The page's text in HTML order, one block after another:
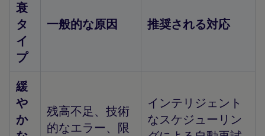
衰
タ
イ
プ
一般的な原因 推奨される対応
緩
や
か
残高不足、技術
的なエラー、限
インテリジェント
なスケジューリン